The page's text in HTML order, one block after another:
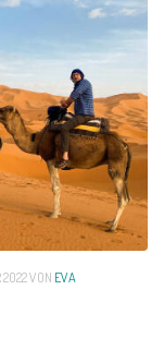
2022VON EVA